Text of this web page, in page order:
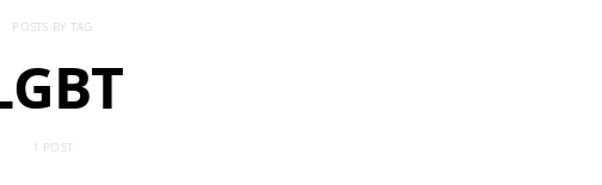
POSTS BY TAG
1 POST